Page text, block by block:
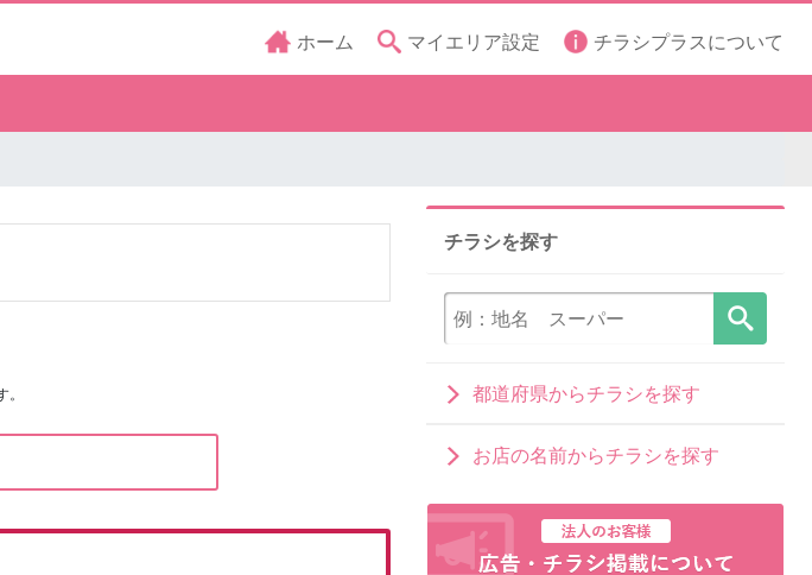
ホーム マイエリア設定 チラシプラスについて
チラシを探す
都道府県からチラシを探す
お店の名前からチラシを探す